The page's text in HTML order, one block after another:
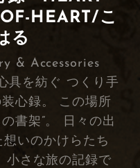
HEART/こ
る
& Accessories
を紡ぐ つくり手
心録。 この場所
書架”。 日々の出
いのかけらたち
小さな旅の記録で